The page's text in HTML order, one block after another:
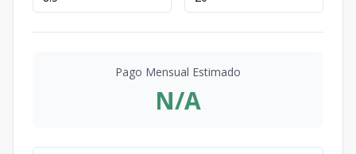
Pago Mensual Estimado
N/A